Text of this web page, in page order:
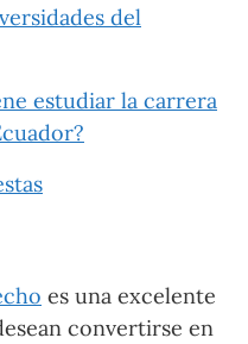
del
estudiar la carrera
es una excelente
convertirse en